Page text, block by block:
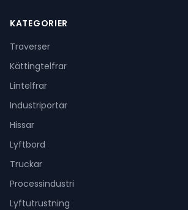
KATEGORIER
Traverser
Kättingtelfrar
Lintelfrar
Industriportar
Hissar
Lyftbord
Truckar
Processindustri
Lyftutrustning